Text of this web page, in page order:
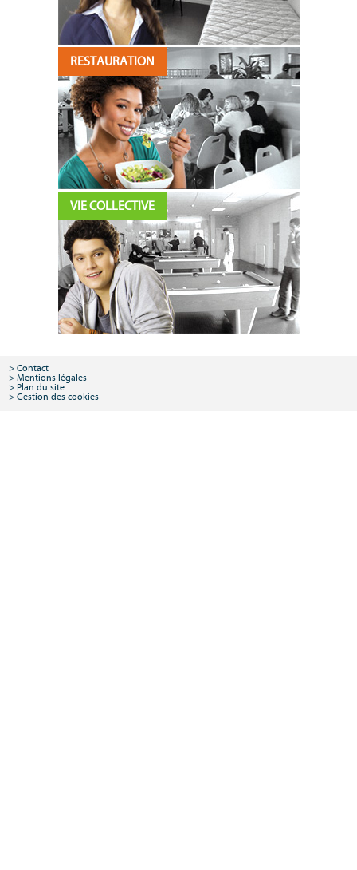
RESTAURATION
VIE COLLECTIVE
Contact
Mentions légales
Plan du site
Gestion des cookies